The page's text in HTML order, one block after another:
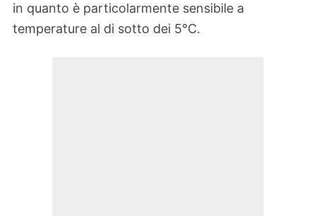
in quanto è particolarmente sensibile a
temperature al di sotto dei 5°C.